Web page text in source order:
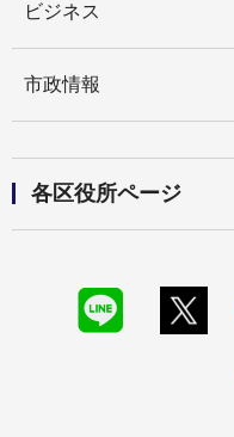
ビジネス
市政情報
各区役所ページ